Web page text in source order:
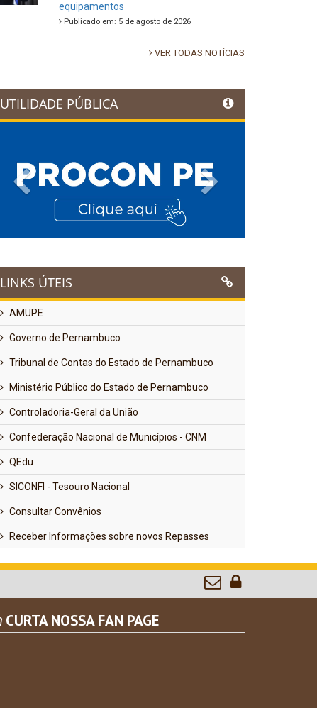
equipamentos
Publicado em: 5 de agosto de 2026
VER TODAS NOTÍCIAS
UTILIDADE PÚBLICA
Previous
LINKS ÚTEIS
AMUPE
Governo de Pernambuco
Tribunal de Contas do Estado de Pernambuco
Ministério Público do Estado de Pernambuco
Controladoria-Geral da União
Confederação Nacional de Municípios - CNM
QEdu
SICONFI - Tesouro Nacional
Consultar Convênios
Receber Informações sobre novos Repasses
CURTA NOSSA FAN PAGE